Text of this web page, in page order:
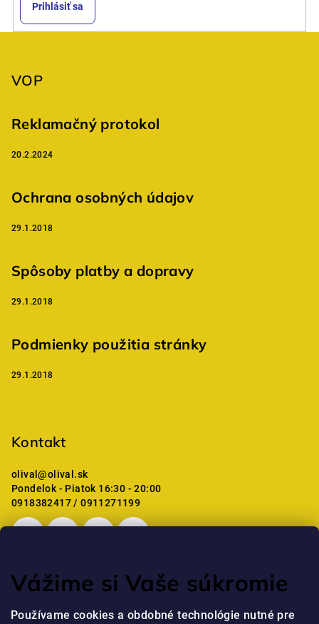
Vážime si Vaše súkromie
Používame cookies a obdobné technológie nutné pre
Prihlásiť sa
VOP
Reklamačný protokol
20.2.2024
Ochrana osobných údajov
29.1.2018
Spôsoby platby a dopravy
29.1.2018
Podmienky použitia stránky
29.1.2018
Kontakt
olival@olival.sk
Pondelok - Piatok 16:30 - 20:00
0918382417 / 0911271199